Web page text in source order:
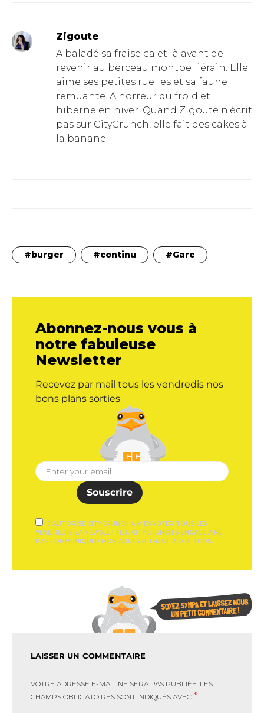
Zigoute
A baladé sa fraise ça et là avant de
revenir au berceau montpelliérain. Elle
aime ses petites ruelles et sa faune
remuante. A horreur du froid et
hiberne en hiver. Quand Zigoute n'écrit
pas sur CityCrunch, elle fait des cakes à
la banane
burger continu Gare
Abonnez-nous vous à
notre fabuleuse
Newsletter
Recevez par mail tous les vendredis nos
bons plans sorties
Souscrire
J'AUTORISE CITYCRUNCH À M'ENVOYER TOUS LES
VENDREDIS SA NEWSLETTER. CITYCRUNCH S'ENGAGE À NE
PAS COMMUNIQUER MON ADRESSE E-MAIL À DES TIERS.
LAISSER UN COMMENTAIRE
VOTRE ADRESSE E-MAIL NE SERA PAS PUBLIÉE. LES
CHAMPS OBLIGATOIRES SONT INDIQUÉS AVEC *